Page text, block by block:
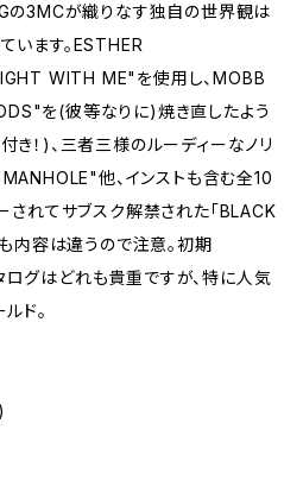
の3MCが織りなす独自の世界観は
います。ESTHER
WITH ME"を使用し、MOBB
を(彼等なりに)焼き直したよう
！)、三者三様のルーディーなノリ
他、インストも含む全10
されてサブスク解禁された「BLACK
内容は違うので注意。初期
グはどれも貴重ですが、特に人気
ド。